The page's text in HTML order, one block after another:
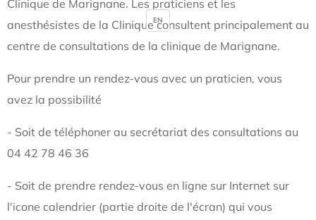
Clinique de Marignane. Les praticiens et les
anesthésistes de la Clinique consultent principalement au
centre de consultations de la clinique de Marignane.
Pour prendre un rendez-vous avec un praticien, vous
avez la possibilité
- Soit de téléphoner au secrétariat des consultations au
04 42 78 46 36
- Soit de prendre rendez-vous en ligne sur Internet sur
l'icone calendrier (partie droite de l'écran) qui vous
EN